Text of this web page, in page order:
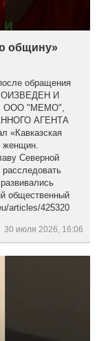
общину»
обращения
И
ООО "МЕМО",
АГЕНТА
«Кавказская
женщин.
Северной
общественный
articles/425320
30 июля 2026, 16:06